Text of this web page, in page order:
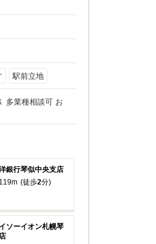
駅前立地
多業種相談可 お
銀行琴似中央支店
(徒歩2分)
ソーイオン札幌琴